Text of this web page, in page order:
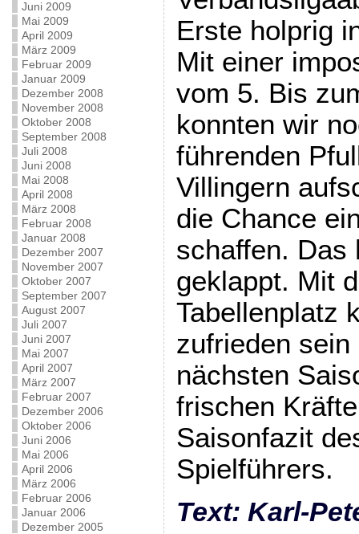
Juni 2009
Mai 2009
April 2009
März 2009
Februar 2009
Januar 2009
Dezember 2008
November 2008
Oktober 2008
September 2008
Juli 2008
Juni 2008
Mai 2008
April 2008
März 2008
Februar 2008
Januar 2008
Dezember 2007
November 2007
Oktober 2007
September 2007
August 2007
Juli 2007
Juni 2007
Mai 2007
April 2007
März 2007
Februar 2007
Dezember 2006
Oktober 2006
Juni 2006
Mai 2006
April 2006
März 2006
Februar 2006
Januar 2006
Dezember 2005
Erste holprig
Mit einer
vom 5. Bis
konnten wir
führenden
Villingern
die Chance
schaffen. Das
geklappt. Mit
Tabellenplatz
zufrieden
nächsten
frischen
Saisonfazit
Spielführers.
Text: Karl-